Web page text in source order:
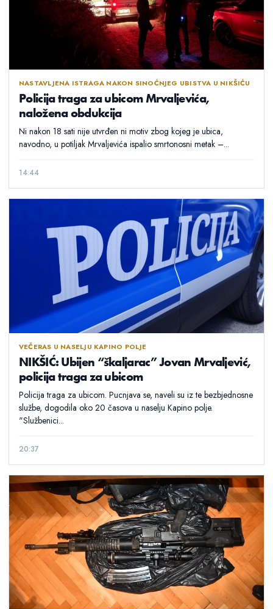
NASTAVLJENA ISTRAGA NAKON SINOĆNJEG UBISTVA U NIKŠIĆU
Policija traga za ubicom Mrvaljevića,
naložena obdukcija
Ni nakon 18 sati nije utvrđen ni motiv zbog kojeg je ubica,
navodno, u potiljak Mrvaljevića ispalio smrtonosni metak –...
14:44
VEČERAS U NASELJU KAPINO POLJE
NIKŠIĆ: Ubijen “škaljarac” Jovan Mrvaljević,
policija traga za ubicom
Policija traga za ubicom. Pucnjava se, naveli su iz te bezbjednosne
službe, dogodila oko 20 časova u naselju Kapino polje.
"Službenici...
20:37